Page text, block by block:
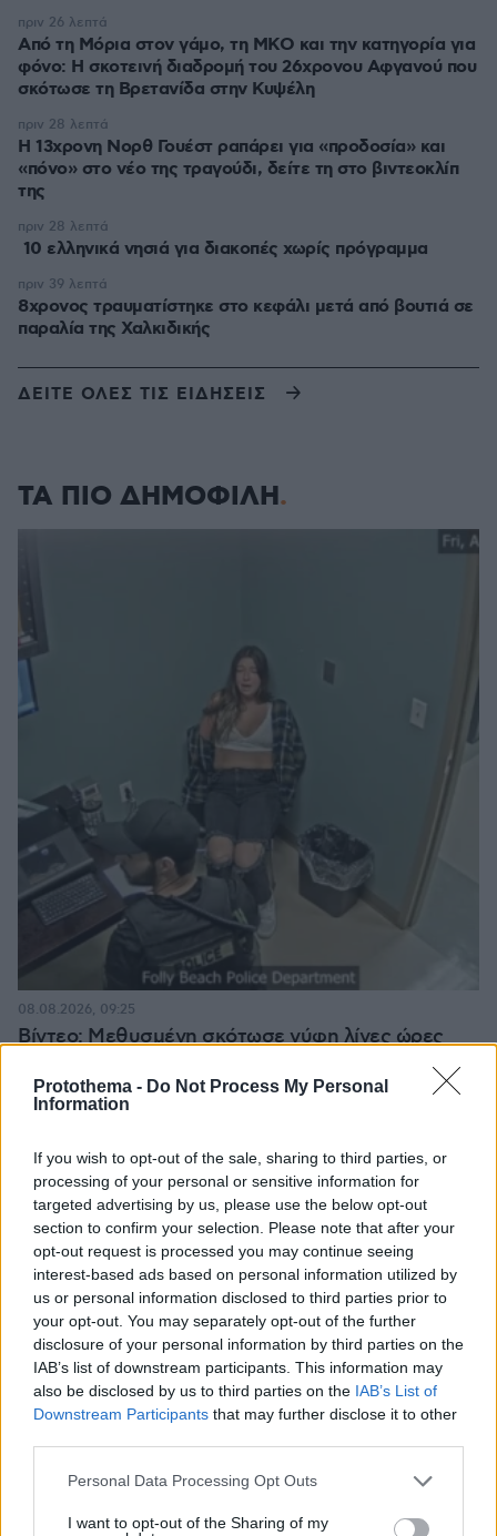
Protothema - Do Not Process My Personal
Information
If you wish to opt-out of the sale, sharing to third parties, or
processing of your personal or sensitive information for
targeted advertising by us, please use the below opt-out
section to confirm your selection. Please note that after your
opt-out request is processed you may continue seeing
interest-based ads based on personal information utilized by
us or personal information disclosed to third parties prior to
your opt-out. You may separately opt-out of the further
disclosure of your personal information by third parties on the
IAB’s list of downstream participants. This information may
also be disclosed by us to third parties on the IAB’s List of
Downstream Participants that may further disclose it to other
Please note that this website/app uses one or more Google
not limited to your visit or usage behaviour. You may click to
Personal Data Processing Opt Outs
I want to opt-out of the Sharing of my
Από τη Μόρια στον γάμο, τη ΜΚΟ και την κατηγορία για
φόνο: Η σκοτεινή διαδρομή του 26χρονου Αφγανού που
σκότωσε τη Βρετανίδα στην Κυψέλη
πριν 26 λεπτά
Η 13χρονη Νορθ Γουέστ ραπάρει για «προδοσία» και
«πόνο» στο νέο της τραγούδι, δείτε τη στο βιντεοκλίπ
της
πριν 28 λεπτά
10 ελληνικά νησιά για διακοπές χωρίς πρόγραμμα
πριν 28 λεπτά
8χρονος τραυματίστηκε στο κεφάλι μετά από βουτιά σε
παραλία της Χαλκιδικής
πριν 39 λεπτά
ΔΕΙΤΕ ΟΛΕΣ ΤΙΣ ΕΙΔΗΣΕΙΣ
ΤΑ ΠΙΟ ΔΗΜΟΦΙΛΗ
Βίντεο: Μεθυσμένη σκότωσε νύφη λίγες ώρες
κλαίγοντας τον πατέρα της
08.08.2026, 09:25